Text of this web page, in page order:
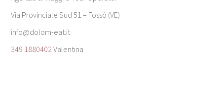
Via Provinciale Sud 51 – Fossò (VE)
info@dolom-eat.it
349 1880402 Valentina